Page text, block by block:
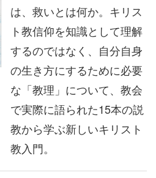
は、救いとは何か。キリス
ト教信仰を知識として理解
するのではなく、自分自身
の生き方にするために必要
な「教理」について、教会
で実際に語られた15本の説
教から学ぶ新しいキリスト
教入門。